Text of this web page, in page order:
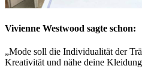
Vivienne Westwood sagte schon:
„Mode soll die Individualität der
Kreativität und nähe deine